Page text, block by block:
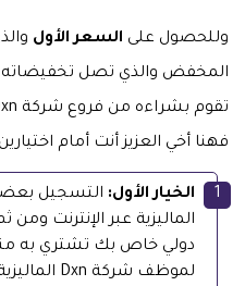
وللحصول على السعر الأول
المخفض والذي تصل تخفيضاته
فهنا أخي العزيز أنت أمام
الخيار الأول:
الماليزية عبر الإنترنت
دولي خاص بك تشتري به